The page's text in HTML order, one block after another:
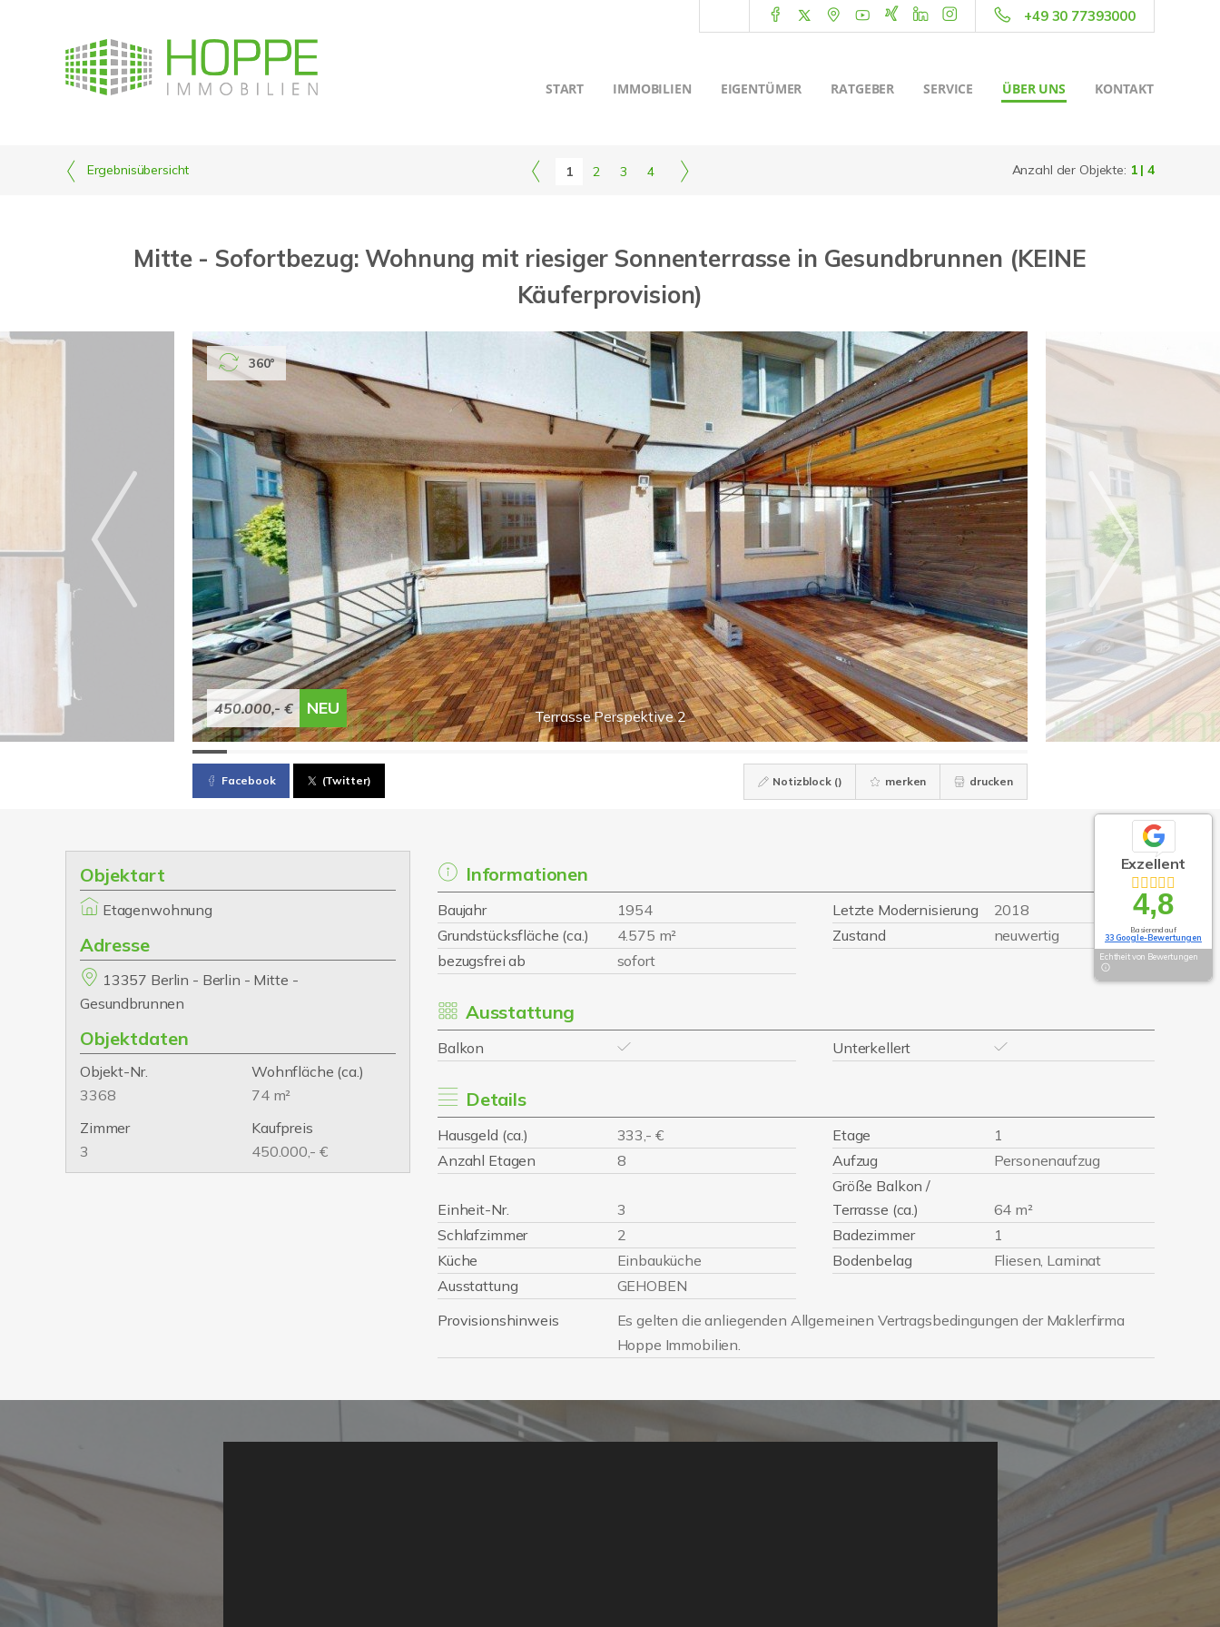
+49 30 77393000
START IMMOBILIEN EIGENTÜMER RATGEBER SERVICE ÜBER UNS KONTAKT
Ergebnisübersicht 1 2 3 4 Anzahl der Objekte: 1 | 4
Mitte - Sofortbezug: Wohnung mit riesiger Sonnenterrasse in Gesundbrunnen (KEINE
Käuferprovision)
Terrasse Perspektive 2
450.000,- € NEU
360°
Facebook (Twitter) Notizblock () merken drucken
Objektart
Etagenwohnung
Adresse
13357 Berlin - Berlin - Mitte -
Gesundbrunnen
Objektdaten
Objekt-Nr.
3368
Wohnfläche (ca.)
74 m²
Zimmer
3
Kaufpreis
450.000,- €
Informationen
Baujahr 1954 Letzte Modernisierung
2018
Grundstücksfläche (ca.)
4.575 m² Zustand
neuwertig
bezugsfrei ab
sofort
Ausstattung
Balkon Unterkellert
Details
Hausgeld (ca.) 333,- € Etage
1
Anzahl Etagen
8 Aufzug Personenaufzug
Einheit-Nr. 3
Größe Balkon /
Terrasse (ca.)
64 m²
Schlafzimmer
2 Badezimmer
1
Küche
Einbauküche Bodenbelag
Fliesen, Laminat
Ausstattung
GEHOBEN
Provisionshinweis
Es gelten die anliegenden Allgemeinen Vertragsbedingungen der Maklerfirma
Hoppe Immobilien.
Exzellent
4,8
Basierend auf
33 Google-Bewertungen
Echtheit von Bewertungen